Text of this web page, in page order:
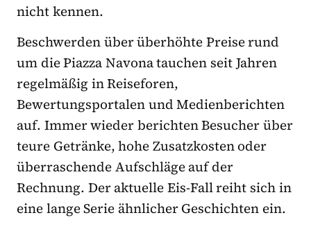
nicht kennen.
Beschwerden über überhöhte Preise rund
um die Piazza Navona tauchen seit Jahren
regelmäßig in Reiseforen,
Bewertungsportalen und Medienberichten
auf. Immer wieder berichten Besucher über
teure Getränke, hohe Zusatzkosten oder
überraschende Aufschläge auf der
Rechnung. Der aktuelle Eis-Fall reiht sich in
eine lange Serie ähnlicher Geschichten ein.